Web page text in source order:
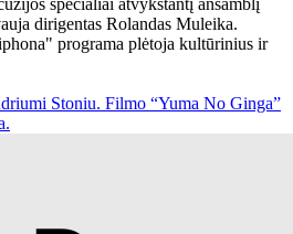
specialiai atvykstantį ansamblį
dirigentas Rolandas Muleika.
programa plėtoja kultūrinius ir
Stoniu. Filmo “Yuma No Ginga”